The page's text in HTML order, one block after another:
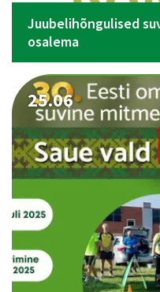
Juubelihõngulised
osalema
25.06